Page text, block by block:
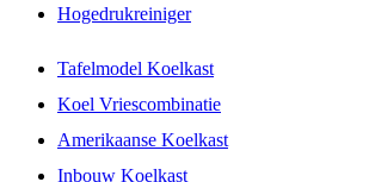
Hogedrukreiniger
Tafelmodel Koelkast
Koel Vriescombinatie
Amerikaanse Koelkast
Inbouw Koelkast